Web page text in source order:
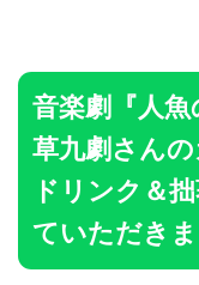
音楽劇『人
草九劇さん
ドリンク＆
ていただきま